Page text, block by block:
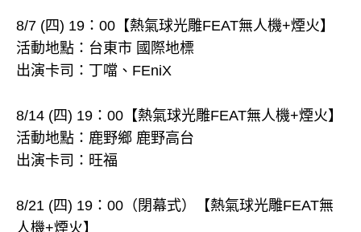
8/7 (四) 19：00【熱氣球光雕FEAT無人機+煙火】
活動地點：台東市 國際地標
出演卡司：丁噹、FEniX
8/14 (四) 19：00【熱氣球光雕FEAT無人機+煙火】
活動地點：鹿野鄉 鹿野高台
出演卡司：旺福
8/21 (四) 19：00（閉幕式）【熱氣球光雕FEAT無
人機+煙火】